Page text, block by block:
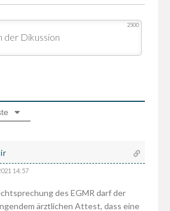
2500
14:57
des EGMR darf der
ärztlichen Attest, dass eine